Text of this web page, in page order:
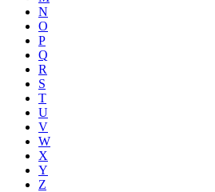
N
O
P
Q
R
S
T
U
V
W
X
Y
Z